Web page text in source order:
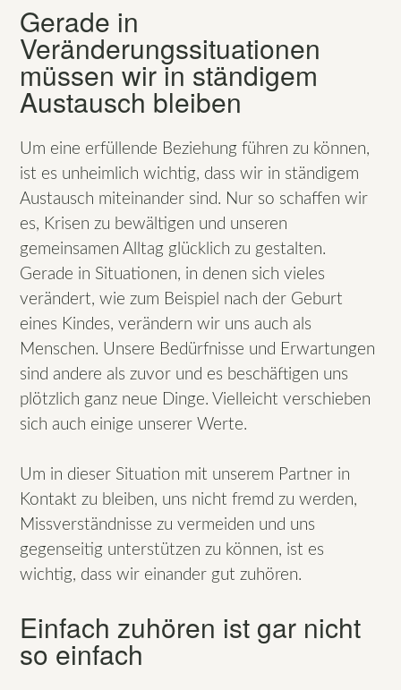
Gerade in
Veränderungssituationen
müssen wir in ständigem
Austausch bleiben
Um eine erfüllende Beziehung führen zu können,
ist es unheimlich wichtig, dass wir in ständigem
Austausch miteinander sind. Nur so schaffen wir
es, Krisen zu bewältigen und unseren
gemeinsamen Alltag glücklich zu gestalten.
Gerade in Situationen, in denen sich vieles
verändert, wie zum Beispiel nach der Geburt
eines Kindes, verändern wir uns auch als
Menschen. Unsere Bedürfnisse und Erwartungen
sind andere als zuvor und es beschäftigen uns
plötzlich ganz neue Dinge. Vielleicht verschieben
sich auch einige unserer Werte.
Um in dieser Situation mit unserem Partner in
Kontakt zu bleiben, uns nicht fremd zu werden,
Missverständnisse zu vermeiden und uns
gegenseitig unterstützen zu können, ist es
wichtig, dass wir einander gut zuhören.
Einfach zuhören ist gar nicht
so einfach